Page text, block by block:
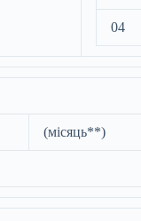
04
(місяць**)